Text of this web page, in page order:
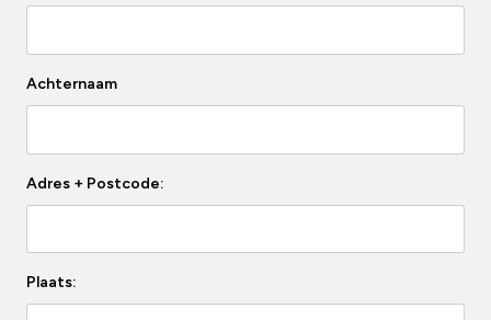
Achternaam
Adres + Postcode:
Plaats: